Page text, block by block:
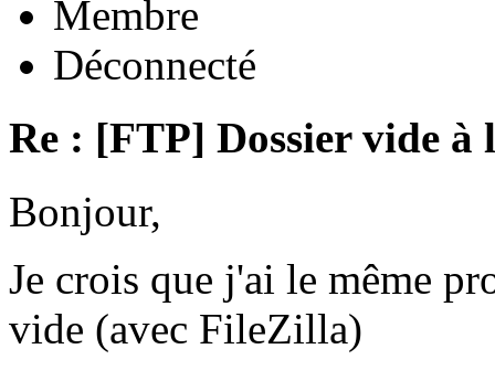
Membre
Déconnecté
Re : [FTP] Dossier vide à
Bonjour,
Je crois que j'ai le même
vide (avec FileZilla)